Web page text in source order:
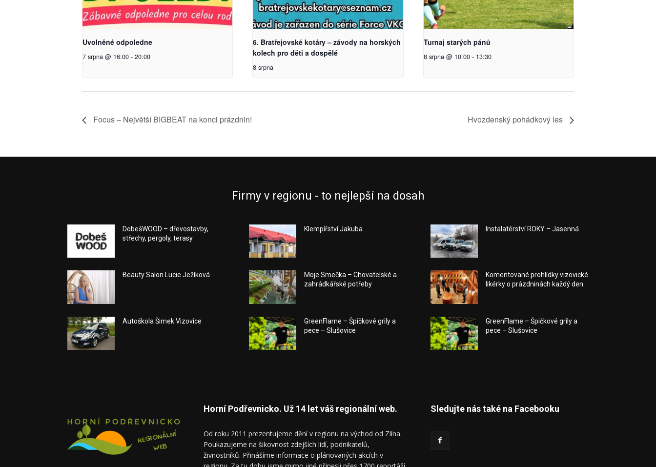
Uvolněné odpoledne
7 srpna @ 16:00 - 20:00
6. Bratřejovské kotáry – závody na horských
kolech pro děti a dospělé
8 srpna
Turnaj starých pánů
8 srpna @ 10:00 - 13:30
Focus – Největší BIGBEAT na konci prázdnin! Hvozdenský pohádkový les
Firmy v regionu - to nejlepší na dosah
DobešWOOD – dřevostavby,
střechy, pergoly, terasy
Beauty Salon Lucie Ježíková
Autoškola Šimek Vizovice
Klempířství Jakuba
Moje Smečka – Chovatelské a
zahrádkářské potřeby
GreenFlame – Špičkové grily a
pece – Slušovice
Instalatérství ROKY – Jasenná
Komentované prohlídky vizovické
likérky o prázdninách každý den.
GreenFlame – Špičkové grily a
pece – Slušovice
Horní Podřevnicko. Už 14 let váš regionální web.
Od roku 2011 prezentujeme dění v regionu na východ od Zlína.
Poukazujeme na šikovnost zdejších lidí, podnikatelů,
živnostníků. Přinášíme informace o plánovaných akcích v
Sledujte nás také na Facebooku